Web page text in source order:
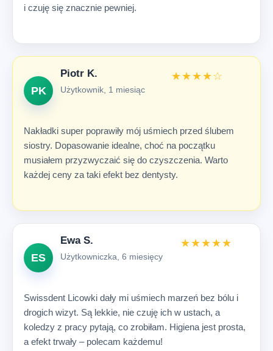
i czuję się znacznie pewniej.
PK
Piotr K.
Użytkownik, 1 miesiąc
★★★★☆
Nakładki super poprawiły mój uśmiech przed ślubem
siostry. Dopasowanie idealne, choć na początku
musiałem przyzwyczaić się do czyszczenia. Warto
każdej ceny za taki efekt bez dentysty.
ES
Ewa S.
Użytkowniczka, 6 miesięcy
★★★★★
Swissdent Licowki dały mi uśmiech marzeń bez bólu i
drogich wizyt. Są lekkie, nie czuję ich w ustach, a
koledzy z pracy pytają, co zrobiłam. Higiena jest prosta,
a efekt trwały – polecam każdemu!